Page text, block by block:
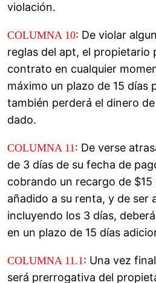
violación.
COLUMNA 10: De violar
reglas del apt, el propietario
contrato en cualquier
máximo un plazo de 15 días
también perderá el dinero
dado.
COLUMNA 11: De verse
de 3 días de su fecha de
cobrando un recargo de $15
añadido a su renta, y de ser
incluyendo los 3 días,
en un plazo de 15 días
COLUMNA 11.1: Una vez
será prerrogativa del